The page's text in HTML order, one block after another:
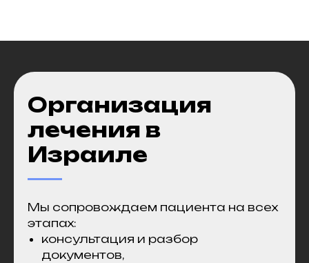
Организация
лечения в
Израиле
Мы сопровождаем пациента на всех
этапах:
консультация и разбор
документов,